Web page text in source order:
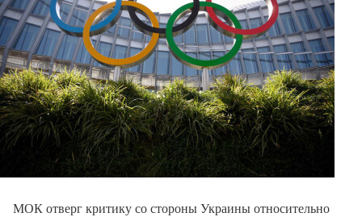
МОК отверг критику со стороны Украины относительно